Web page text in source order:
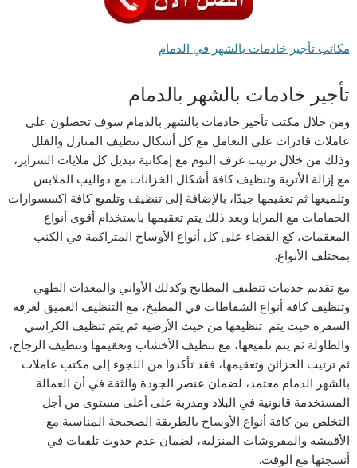
مكاتب تأجير خادمات بالشهر في الدمام
تأجير خادمات بالشهر بالدمام
ومن خلال مكتب تأجير خادمات بالشهر بالدمام سوف تحصلون على
عاملات قادرات على التعامل مع كل أشكال تنظيف المنازل والفلل
وذلك من خلال ترتيب غرف النوم مع إمكانية تبديل كل ملايات السراير،
مع إزالة الأتربة وتنظيف كافة أشكال الخزانات مع دواليب الملابس
وتلميعها ثم تعقيمها جيدًا، بالإضافة إلى تنظيف وتلميع كافة اكسسوارات
الحمامات مع المرايا وبعد ذلك يتم تعقيمها باستخدام أقوى أنواع
المعقمات، كع القضاء على كل أنواع الأوساخ المتراكمة في الكنب
بمختلف الأنواع.
مع تقديم خدمات تنظيف المطابخ وكذلك الأواني والمعدات الطهي
وتنظيف كافة أنواع الشفاطات في المطبخ، مع التنظيف العميق لغرفة
السفرة حيث يتم تنظيفها من حيث الأرضية ثم يتم تنظيف الكراسي
والطاولة ثم يتم تلميعها، مع تنظيف الأخشاب وتعقيمها وتنظيف الزجاج،
ثم ترتيب الخزائن وتعقيمها، فقد تأكدوا من اللجوء إلى مكتب عاملات
بالشهر الدمام معتمد، لضمان عنصر الجودة والثقة في أن العمالة
المستخدمة قانونية في البلاد ومدربة على أعلى مستوى من أجل
التخلص من كافة أنواع الأوساخ بالطريقة الصحيحة المناسبة مع
الأقمشة والمفروشات المنزلية، لضمان عدم حدوث تلفيات في
أنسجتها مع الوقت.